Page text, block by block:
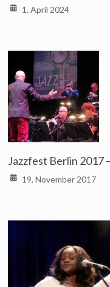
1. April 2024
Jazzfest Berlin 2017
19. November 2017